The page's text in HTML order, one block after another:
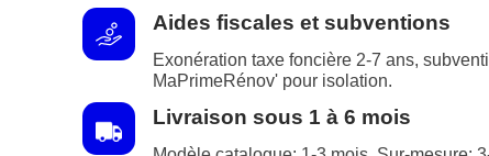
Aides fiscales et subventions
Exonération taxe foncière 2-7 ans,
MaPrimeRénov' pour isolation.
Livraison sous 1 à 6 mois